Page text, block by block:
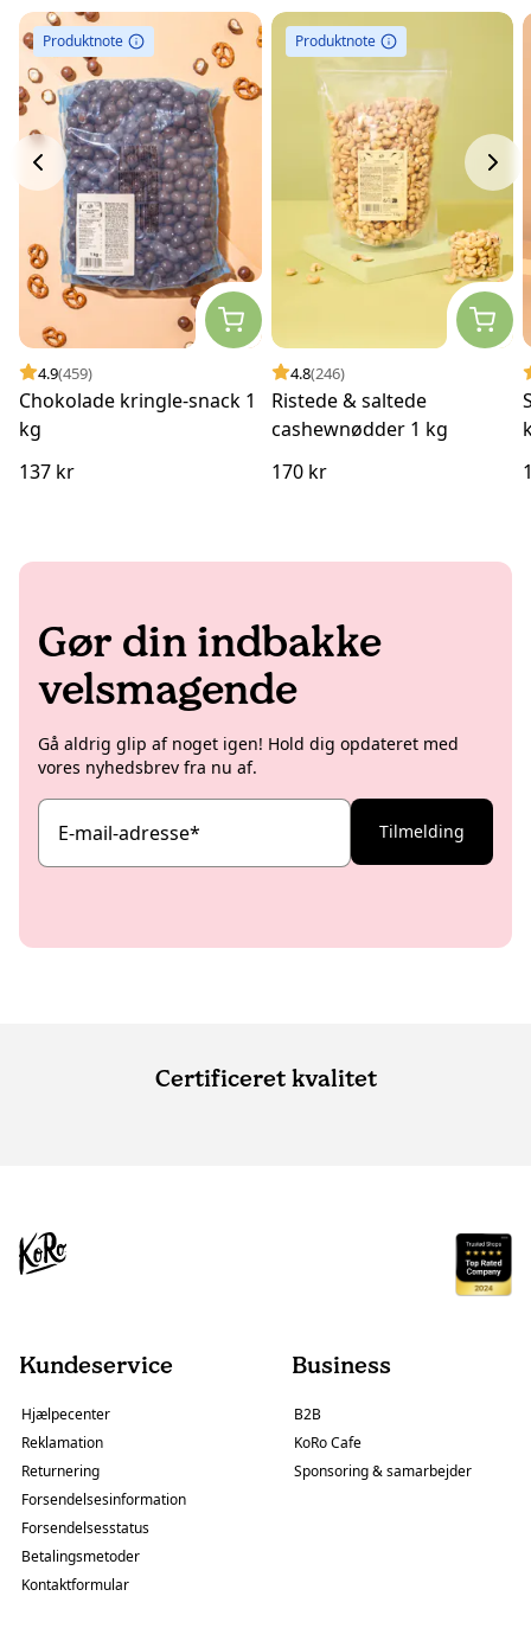
Produktnote
4.9(459)
Chokolade kringle-snack 1
kg
137 kr
Produktnote
4.8(246)
Ristede & saltede
cashewnødder 1 kg
170 kr
Gør din indbakke
velsmagende
Gå aldrig glip af noget igen! Hold dig opdateret med
vores nyhedsbrev fra nu af.
E-mail-adresse* Tilmelding
Certificeret kvalitet
Kundeservice
Hjælpecenter
Reklamation
Returnering
Forsendelsesinformation
Forsendelsesstatus
Betalingsmetoder
Kontaktformular
Business
B2B
KoRo Cafe
Sponsoring & samarbejder